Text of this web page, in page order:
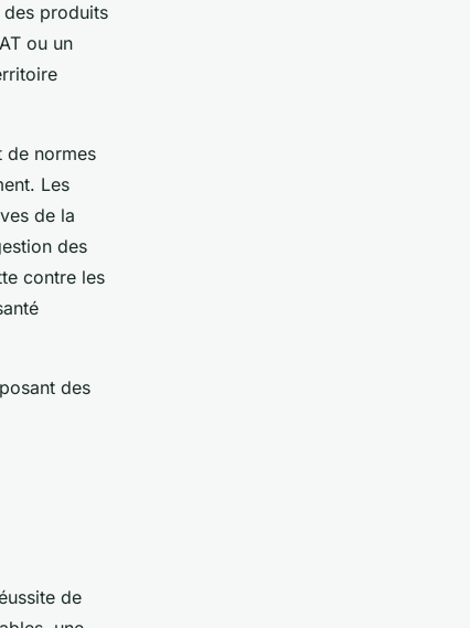
des produits
ou un
de normes
Les
de la
des
contre les
des
de